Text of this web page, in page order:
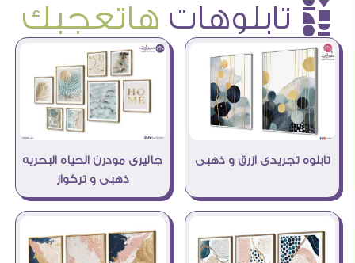
è تابلوهات هاتعجبك
تابلوه تجريدى ازرق و ذهبى
جاليرى مودرن الحياه البحريه
ذهبى و تركواز